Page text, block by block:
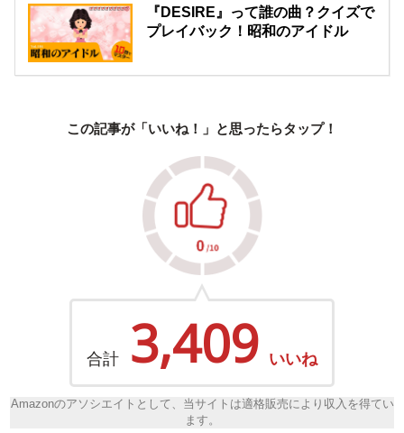
『DESIRE』って誰の曲？クイズで
プレイバック！昭和のアイドル
この記事が「いいね！」と思ったらタップ！
合計 3,409 いいね
Amazonのアソシエイトとして、当サイトは適格販売により収入を得てい
ます。